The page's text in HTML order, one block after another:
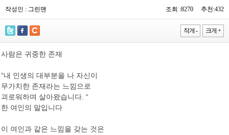
작성인 : 그린맨 조회 :8270 추천:432
작게 - 크게 +
사람은 귀중한 존재
“내 인생의 대부분을 나 자신이
무가치한 존재라는 느낌으로
괴로워하며 살아왔습니다. “
한 여인의 말입니다
이 여인과 같은 느낌을 갖는 것은